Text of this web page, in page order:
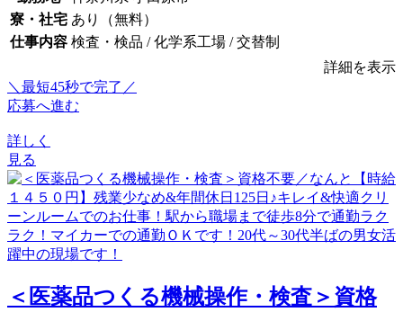
寮・社宅 あり（無料）
仕事内容 検査・検品 / 化学系工場 / 交替制
詳細を表示
＼最短45秒で完了／
応募へ進む
詳しく
見る
＜医薬品つくる機械操作・検査＞資格